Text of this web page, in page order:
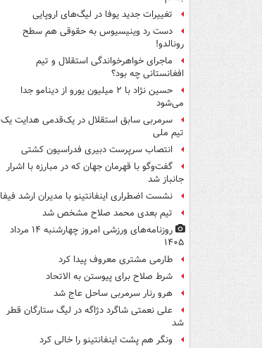
تغییرات جدید یوفا در لیگ‌های اروپایی
دست رد وینیسیوس به حقوقی هم سطح
رونالدو!
ماجرای خواهرخواندگی استقلال و تیم
افغانستانی چه بود؟
حسین نژاد با ۲ میلیون یورو از دینامو جدا
می‌شود
سرمربی سابق استقلال در یک‌قدمی هدایت یک
تیم ملی
انتصاب سرپرست دبیری فدراسیون کشتی
گفت‌وگو با قهرمان جهان که در مبارزه با اشرار
جانباز شد
نشست اضطراری اینفانتینو با مدیران ارشد فیفا
تیم بعدی محمد صلاح مشخص شد
روزنامه‌های ورزشی امروز چهارشنبه ۱۴ مرداد
۱۴۰۵
طارمی مشتری معروف پیدا کرد
شرط صلاح برای پیوستن به الاتحاد
هرو رنار سرمربی ساحل عاج شد
علی نعمتی شاگرد دژاگه در لیگ ستارگان قطر
شد
ونگر هم پشت اینفانتینو را خالی کرد